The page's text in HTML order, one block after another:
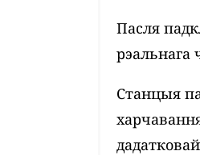
Пасля
рэальнага
Станцыя